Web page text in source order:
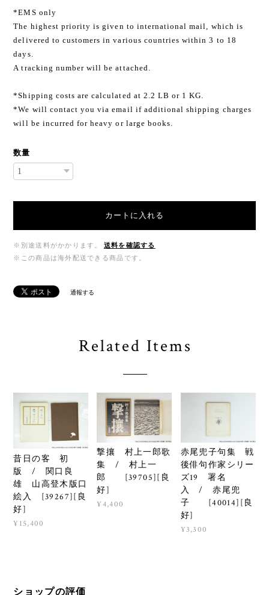
*EMS only
The highest priority is given to international mail, which is
delivered to customers in various countries within 3 to 18
days.
A tracking number will be attached.
*Shipping costs are calculated at 2.2 LB or 1 KG.
*We will contact you via email if additional shipping charges
will be incurred for heavy or large books.
数量
カートに入れる
※別途送料がかかります。
送料を確認する
※この商品は海外配送できる商品です。
通報する
Related Items
昔日の客 初
版 / 関口良
雄 山高登木版口
絵入 [39267][良
好]
¥15,400
撃攘 村上一郎歌
集 / 村上一
郎 [39705][良
好]
¥4,400
赤尾兜子句集 戦
後俳句作家シリー
ズ19 署名
入 / 赤尾兜
子 [40014][良
好]
¥3,300
ショップの評価